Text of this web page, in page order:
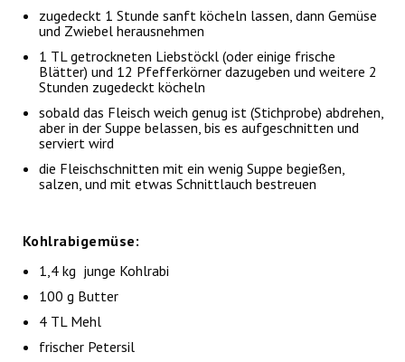
zugedeckt 1 Stunde sanft köcheln lassen, dann Gemüse
und Zwiebel herausnehmen
1 TL getrockneten Liebstöckl (oder einige frische
Blätter) und 12 Pfefferkörner dazugeben und weitere 2
Stunden zugedeckt köcheln
sobald das Fleisch weich genug ist (Stichprobe) abdrehen,
aber in der Suppe belassen, bis es aufgeschnitten und
serviert wird
die Fleischschnitten mit ein wenig Suppe begießen,
salzen, und mit etwas Schnittlauch bestreuen
Kohlrabigemüse:
1,4 kg junge Kohlrabi
100 g Butter
4 TL Mehl
frischer Petersil